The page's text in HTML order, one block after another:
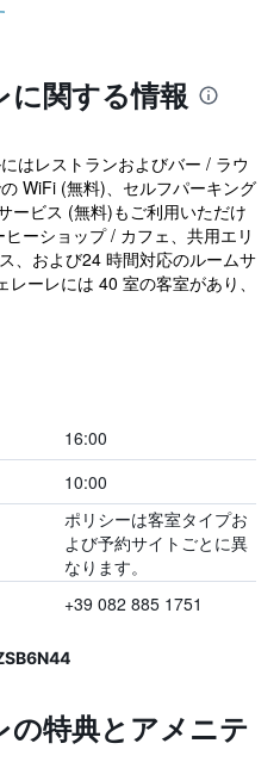
関する情報
はレストランおよびバー / ラウ
WiFi (無料)、セルフパーキング
ービス (無料)もご利用いただけ
ーショップ / カフェ、共用エリ
、および24 時間対応のルームサ
ーレには 40 室の客室があり、
16:00
10:00
ポリシーは客室タイプお
よび予約サイトごとに異
なります。
+39 082 885 1751
特典とアメニテ